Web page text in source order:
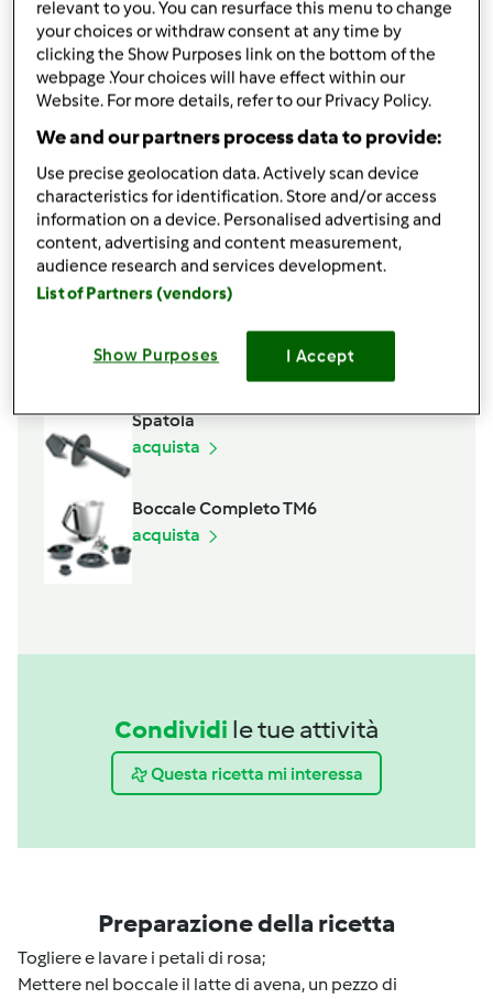
Ingredienti
Frullato San Valentino
1rosa rossa
20grammibarbabietola rossa
1cucchiaio rasozucchero di canna
300grammilatte di avena
10grammiacqua di rose
Aggiungi alla lista della spesa
Accessori che ti serviranno
Spatola
acquista
Boccale Completo TM6
acquista
Condividi le tue attività
Questa ricetta mi interessa
Preparazione della ricetta
Togliere e lavare i petali di rosa;
Mettere nel boccale il latte di avena, un pezzo di
relevant to you. You can resurface this menu to change
your choices or withdraw consent at any time by
clicking the Show Purposes link on the bottom of the
webpage .Your choices will have effect within our
Website. For more details, refer to our Privacy Policy.
We and our partners process data to provide:
Use precise geolocation data. Actively scan device
characteristics for identification. Store and/or access
information on a device. Personalised advertising and
content, advertising and content measurement,
audience research and services development.
List of Partners (vendors)
Show Purposes I Accept